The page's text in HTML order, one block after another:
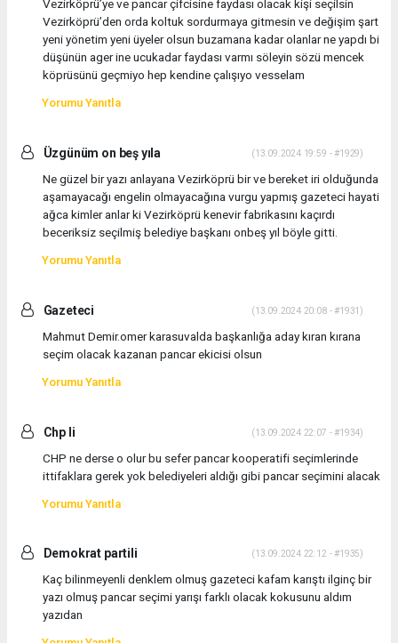
Vezirköprü’ye ve pancar çifcisine faydası olacak kişi seçilsin
Vezirköprü’den orda koltuk sordurmaya gitmesin ve değişim şart
yeni yönetim yeni üyeler olsun buzamana kadar olanlar ne yapdı bi
düşünün ager ine ucukadar faydası varmı söleyin sözü mencek
köprüsünü geçmiyo hep kendine çalışıyo vesselam
Yorumu Yanıtla
Üzgünüm on beş yıla (13.09.2024 19:59 - #1929)
Ne güzel bir yazı anlayana Vezirköprü bir ve bereket iri olduğunda
aşamayacağı engelin olmayacağına vurgu yapmış gazeteci hayati
ağca kimler anlar ki Vezirköprü kenevir fabrikasını kaçırdı
beceriksiz seçilmiş belediye başkanı onbeş yıl böyle gitti.
Yorumu Yanıtla
Gazeteci (13.09.2024 20:08 - #1931)
Mahmut Demir.omer karasuvalda başkanlığa aday kıran kırana
seçim olacak kazanan pancar ekicisi olsun
Yorumu Yanıtla
Chp li (13.09.2024 22:07 - #1934)
CHP ne derse o olur bu sefer pancar kooperatifi seçimlerinde
ittifaklara gerek yok belediyeleri aldığı gibi pancar seçimini alacak
Yorumu Yanıtla
Demokrat partili (13.09.2024 22:12 - #1935)
Kaç bilinmeyenli denklem olmuş gazeteci kafam karıştı ilginç bir
yazı olmuş pancar seçimi yarışı farklı olacak kokusunu aldım
yazıdan